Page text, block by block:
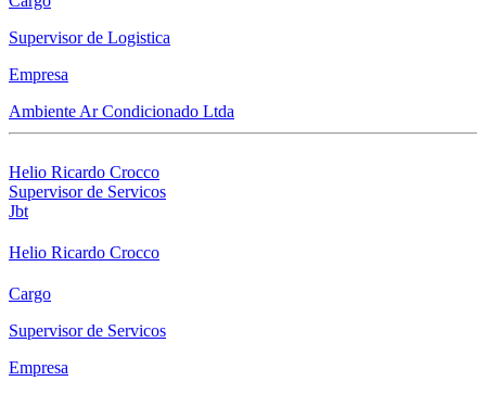
Supervisor de Logistica
Empresa
Ambiente Ar Condicionado Ltda
Helio Ricardo Crocco
Supervisor de Servicos
Jbt
Helio Ricardo Crocco
Cargo
Supervisor de Servicos
Empresa